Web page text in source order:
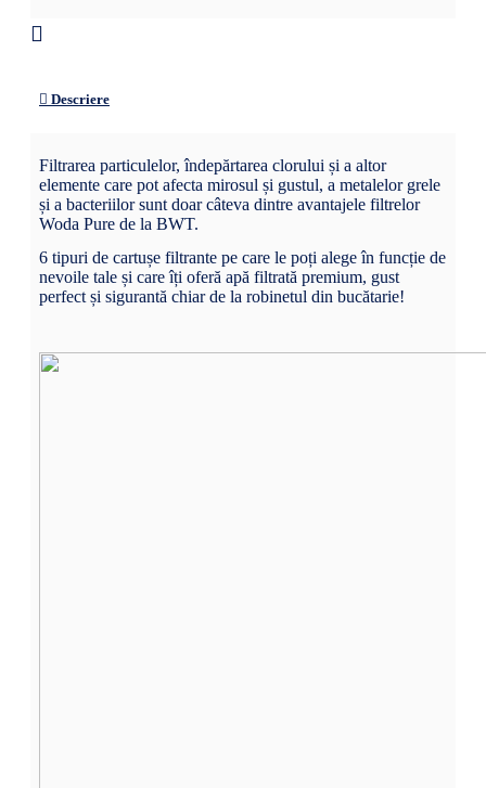
Descriere
Filtrarea particulelor, îndepărtarea clorului și a altor
elemente care pot afecta mirosul și gustul, a metalelor grele
și a bacteriilor sunt doar câteva dintre avantajele filtrelor
Woda Pure de la BWT.
6 tipuri de cartușe filtrante pe care le poți alege în funcție de
nevoile tale și care îți oferă apă filtrată premium, gust
perfect și sigurantă chiar de la robinetul din bucătarie!